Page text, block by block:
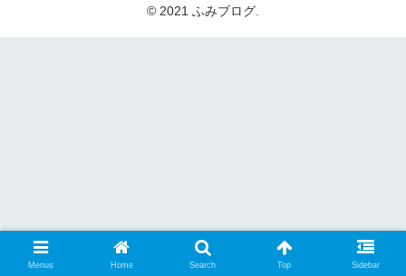
© 2021 ふみブログ.
Menus Home Search Top Sidebar